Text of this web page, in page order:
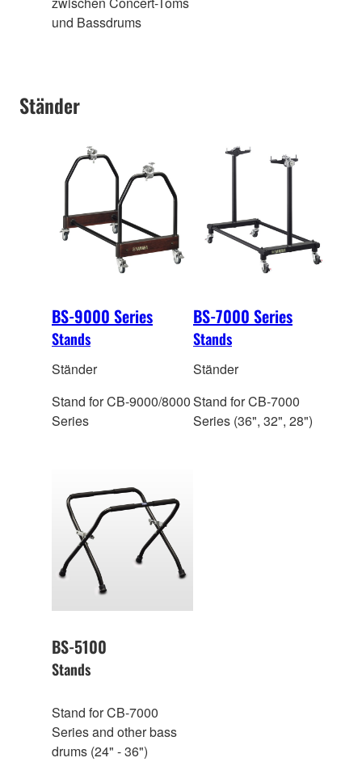
und Bassdrums
Ständer
BS-9000 Series
Stands
Ständer
Stand for CB-9000/8000
Series
BS-7000 Series
Stands
Ständer
Stand for CB-7000
Series (36", 32", 28")
BS-5100
Stands
Stand for CB-7000
Series and other bass
drums (24" - 36")